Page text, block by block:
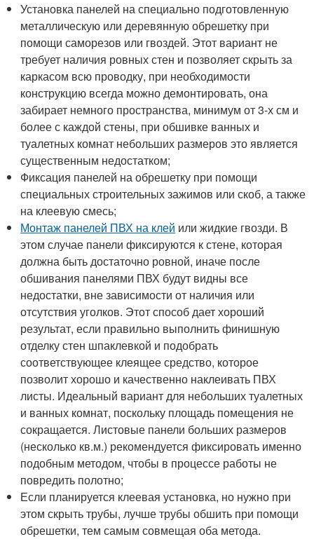
Установка панелей на специально подготовленную
металлическую или деревянную обрешетку при
помощи саморезов или гвоздей. Этот вариант не
требует наличия ровных стен и позволяет скрыть за
каркасом всю проводку, при необходимости
конструкцию всегда можно демонтировать, она
забирает немного пространства, минимум от 3-х см и
более с каждой стены, при обшивке ванных и
туалетных комнат небольших размеров это является
существенным недостатком;
Фиксация панелей на обрешетку при помощи
специальных строительных зажимов или скоб, а также
на клеевую смесь;
Монтаж панелей ПВХ на клей или жидкие гвозди. В
этом случае панели фиксируются к стене, которая
должна быть достаточно ровной, иначе после
обшивания панелями ПВХ будут видны все
недостатки, вне зависимости от наличия или
отсутствия уголков. Этот способ дает хороший
результат, если правильно выполнить финишную
отделку стен шпаклевкой и подобрать
соответствующее клеящее средство, которое
позволит хорошо и качественно наклеивать ПВХ
листы. Идеальный вариант для небольших туалетных
и ванных комнат, поскольку площадь помещения не
сокращается. Листовые панели больших размеров
(несколько кв.м.) рекомендуется фиксировать именно
подобным методом, чтобы в процессе работы не
повредить полотно;
Если планируется клеевая установка, но нужно при
этом скрыть трубы, лучше трубы обшить при помощи
обрешетки, тем самым совмещая оба метода.